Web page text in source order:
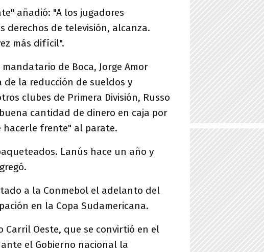
añadió: "A los jugadores
derechos de televisión, alcanza.
más difícil".
de Boca, Jorge Amor
de la reducción de sueldos y
clubes de Primera División, Russo
cantidad de dinero en caja por
hacerle frente" al parate.
Lanús hace un año y
a la Conmebol el adelanto del
en la Copa Sudamericana.
Carril Oeste, que se convirtió en el
el Gobierno nacional la